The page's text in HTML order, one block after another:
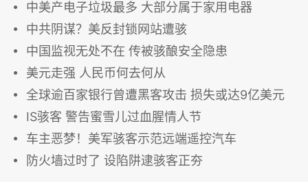
中美产电子垃圾最多 大部分属于家用电器
中共阴谋？美反封锁网站遭骇
中国监视无处不在 传被骇酿安全隐患
美元走强 人民币何去何从
全球逾百家银行曾遭黑客攻击 损失或达9亿美元
IS骇客 警告蜜雪儿过血腥情人节
车主恶梦！美军骇客示范远端遥控汽车
防火墙过时了 设陷阱逮骇客正夯